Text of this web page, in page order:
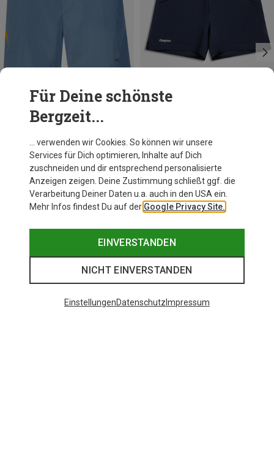
Damen Y LightLine Vapor Shorts
M L
Für Deine schönste
Bergzeit...
… verwenden wir Cookies. So können wir unsere
Services für Dich optimieren, Inhalte auf Dich
zuschneiden und dir entsprechend personalisierte
Anzeigen zeigen. Deine Zustimmung schließt ggf. die
Verarbeitung Deiner Daten u.a. auch in den USA ein.
Mehr Infos findest Du auf der Google Privacy Site.
EINVERSTANDEN
NICHT EINVERSTANDEN
EinstellungenDatenschutz Impressum